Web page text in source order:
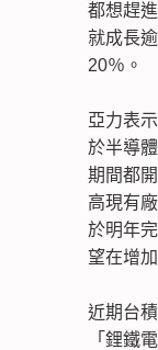
都想趕
就成長
20％。
亞力表
於半導
期間都
高現有
於明年
望在增
近期台
「鋰鐵